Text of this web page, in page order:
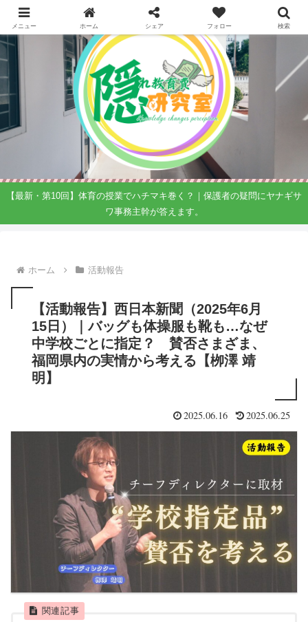
【最新・第10回】体育の授業でハチマキ巻く？｜保護者の疑問にヤナギサ
ワ事務主幹が答えます。
ホーム 活動報告
【活動報告】西日本新聞（2025年6月
15日）｜バッグも体操服も靴も…なぜ
中学校ごとに指定？ 賛否さまざま、
福岡県内の実情から考える【栁澤 靖
明】
2025.06.16 2025.06.25
メニュー ホーム シェア フォロー 検索